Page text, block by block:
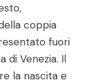
coppia
fuori
di Venezia. Il
la nascita e